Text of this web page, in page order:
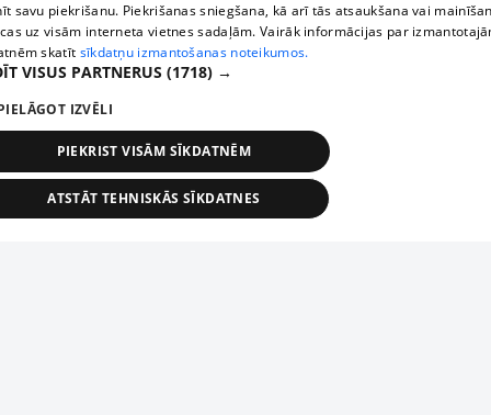
savu piekrišanu. Piekrišanas sniegšana, kā arī tās atsaukšana vai
uz visām interneta vietnes sadaļām. Vairāk informācijas par
skatīt sīkdatņu izmantošanas noteikumos.
VISUS PARTNERUS (1718) →
IZVĒLI
PIEKRIST VISĀM SĪKDATNĒM
ATSTĀT TEHNISKĀS SĪKDATNES